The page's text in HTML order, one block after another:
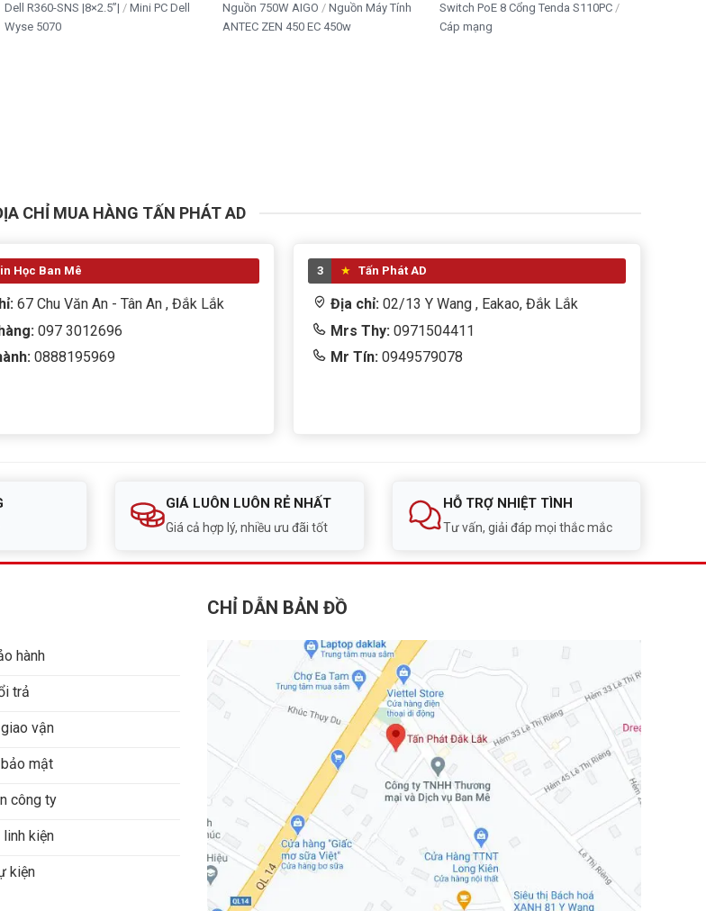
Dell R360-SNS |8×2.5”|
Mini PC Dell
Wyse 5070
Nguồn 750W AIGO
Nguồn Máy Tính
ANTEC ZEN 450 EC 450w
Switch PoE 8 Cổng Tenda S110PC
Cáp mạng
CHỈ MUA HÀNG TẤN PHÁT AD
Học Ban Mê
67 Chu Văn An - Tân An , Đắk Lắk
097 3012696
0888195969
3 Tấn Phát AD
Địa chỉ:02/13 Y Wang , Eakao, Đắk Lắk
Mrs Thy: 0971504411
Mr Tín: 0949579078
GIÁ LUÔN LUÔN RẺ NHẤT
Giá cả hợp lý, nhiều ưu đãi tốt
HỖ TRỢ NHIỆT TÌNH
Tư vấn, giải đáp mọi thắc mắc
hành
trả
vận
mật
công ty
kiện
kiện
CHỈ DẪN BẢN ĐỒ